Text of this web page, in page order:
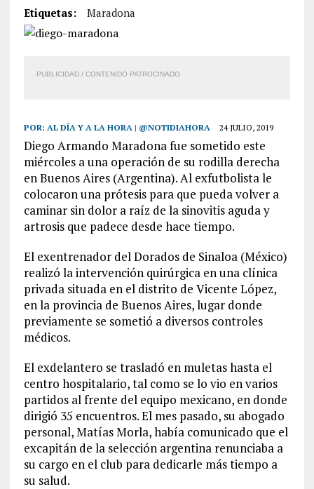
Etiquetas: Maradona
PUBLICIDAD / CONTENIDO PATROCINADO
POR: AL DÍA Y A LA HORA | @NOTIDIAHORA 24 JULIO, 2019
Diego Armando Maradona fue sometido este
miércoles a una operación de su rodilla derecha
en Buenos Aires (Argentina). Al exfutbolista le
colocaron una prótesis para que pueda volver a
caminar sin dolor a raíz de la sinovitis aguda y
artrosis que padece desde hace tiempo.
El exentrenador del Dorados de Sinaloa (México)
realizó la intervención quirúrgica en una clínica
privada situada en el distrito de Vicente López,
en la provincia de Buenos Aires, lugar donde
previamente se sometió a diversos controles
médicos.
El exdelantero se trasladó en muletas hasta el
centro hospitalario, tal como se lo vio en varios
partidos al frente del equipo mexicano, en donde
dirigió 35 encuentros. El mes pasado, su abogado
personal, Matías Morla, había comunicado que el
excapitán de la selección argentina renunciaba a
su cargo en el club para dedicarle más tiempo a
su salud.